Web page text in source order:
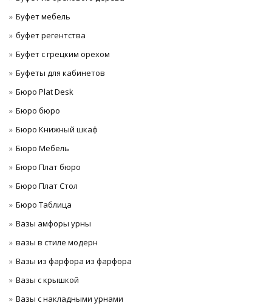
Буфет мебель
буфет регентства
Буфет с грецким орехом
Буфеты для кабинетов
Бюро Plat Desk
Бюро бюро
Бюро Книжный шкаф
Бюро Мебель
Бюро Плат бюро
Бюро Плат Стол
Бюро Таблица
Вазы амфоры урны
вазы в стиле модерн
Вазы из фарфора из фарфора
Вазы с крышкой
Вазы с накладными урнами